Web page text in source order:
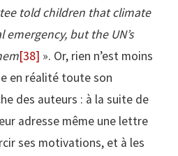
told children that climate
but the UN’s
[38] ». Or, rien n’est moins
en réalité toute son
des auteurs : à la suite de
adresse même une lettre
ses motivations, et à les